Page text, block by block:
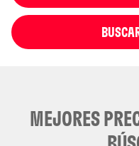
MEJORES